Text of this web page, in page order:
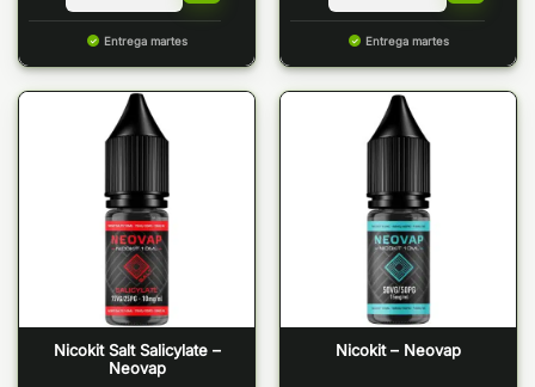
Entrega martes Entrega martes
Nicokit Salt Salicylate –
Neovap
Nicokit – Neovap